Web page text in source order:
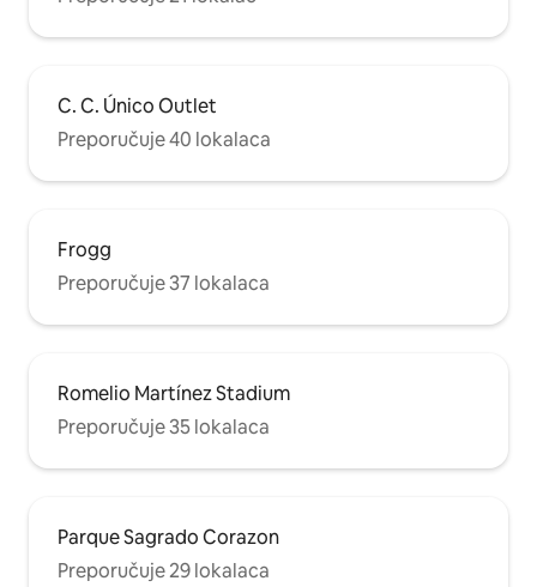
C. C. Único Outlet
Preporučuje 40 lokalaca
Frogg
Preporučuje 37 lokalaca
Romelio Martínez Stadium
Preporučuje 35 lokalaca
Parque Sagrado Corazon
Preporučuje 29 lokalaca